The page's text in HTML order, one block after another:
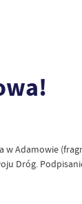
Adamowie
Dróg.